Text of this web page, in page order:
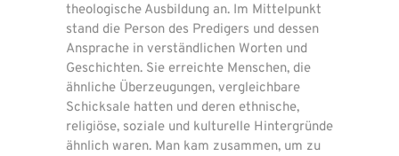
theologische Ausbildung an. Im Mittelpunkt
stand die Person des Predigers und dessen
Ansprache in verständlichen Worten und
Geschichten. Sie erreichte Menschen, die
ähnliche Überzeugungen, vergleichbare
Schicksale hatten und deren ethnische,
religiöse, soziale und kulturelle Hintergründe
ähnlich waren. Man kam zusammen, um zu